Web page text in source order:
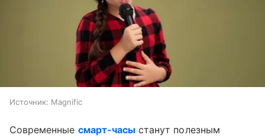
Источник: Magnific
Современные смарт-часы станут полезным